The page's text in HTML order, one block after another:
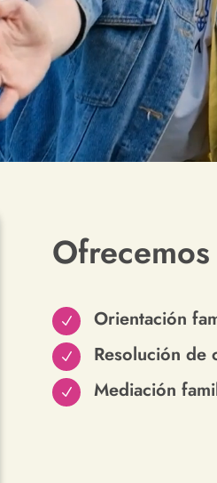
Ofrecemos
N Orientación
N Resolución de
N Mediación